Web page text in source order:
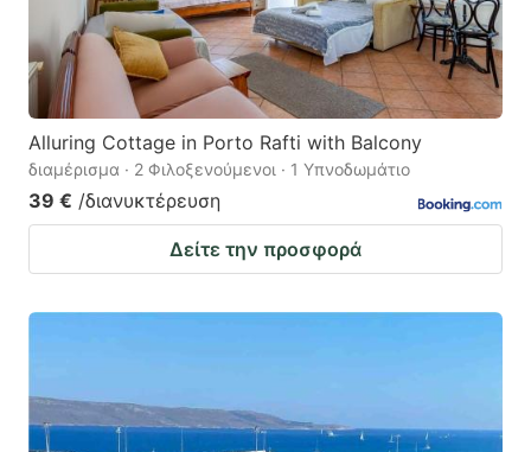
Alluring Cottage in Porto Rafti with Balcony
διαμέρισμα · 2 Φιλοξενούμενοι · 1 Υπνοδωμάτιο
39 € /διανυκτέρευση
Δείτε την προσφορά